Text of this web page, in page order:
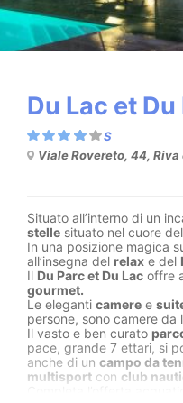
Du Lac et
Viale Rovereto, 44, Riva
Situato all’interno di un
stelle situato nel cuore
In una posizione magica
all’insegna del relax e del
Il Du Parc et Du Lac offre
gourmet.
Le eleganti camere e
persone, sono camere
Il vasto e ben curato
pace, grande 7 ettari, si
anche di un campo da
multisport con club